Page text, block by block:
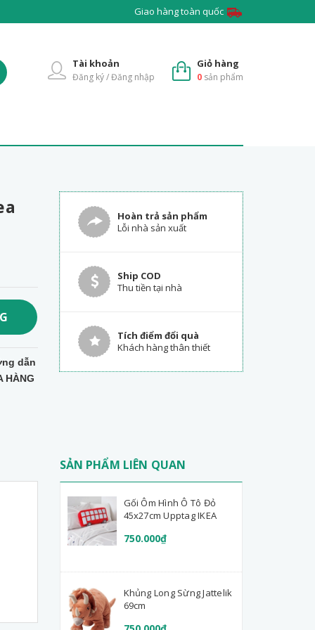
Giao hàng toàn quốc
Giỏ hàng
0 sản phẩm
Tài khoản
Đăng ký / Đăng nhập
dẫn
HÀNG
Hoàn trả sản phẩm
Lỗi nhà sản xuất
Ship COD
Thu tiền tại nhà
Tích điểm đổi quà
Khách hàng thân thiết
SẢN PHẨM LIÊN QUAN
Gối Ôm Hình Ô Tô Đỏ
45x27cm Upptag IKEA
750.000₫
Khủng Long Sừng Jattelik
69cm